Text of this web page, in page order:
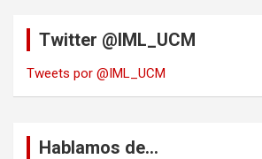
Twitter @IML_UCM
Tweets por @IML_UCM
Hablamos de…